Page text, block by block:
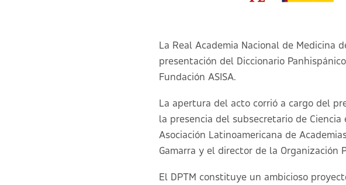
La Real Academia Nacional de Medicina
presentación del Diccionario
Fundación ASISA.
La apertura del acto corrió a cargo del
la presencia del subsecretario de
Asociación Latinoamericana de
Gamarra y el director de la Organización
El DPTM constituye un ambicioso